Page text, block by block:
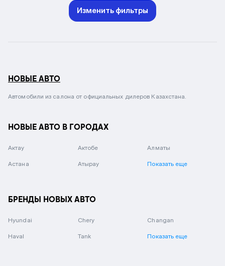
Изменить фильтры
НОВЫЕ АВТО
Автомобили из салона от официальных дилеров Казахстана.
НОВЫЕ АВТО В ГОРОДАХ
Актау Актобе Алматы
Астана Атырау Показать еще
БРЕНДЫ НОВЫХ АВТО
Hyundai Chery Changan
Haval Tank Показать еще